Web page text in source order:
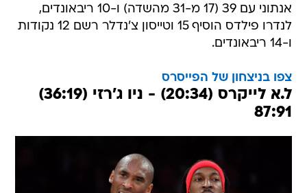
אנתוני עם 39 (17 מ-31 מהשדה) ו-10 ריבאונדים,
לנדרו פילדס הוסיף 15 וטייסון צ'נדלר רשם 12 נקודות
ו-14 ריבאונדים.
צפו בניצחון של הפייסרס
ל.א לייקרס (20:34) - ניו ג'רזי (36:19)
87:91